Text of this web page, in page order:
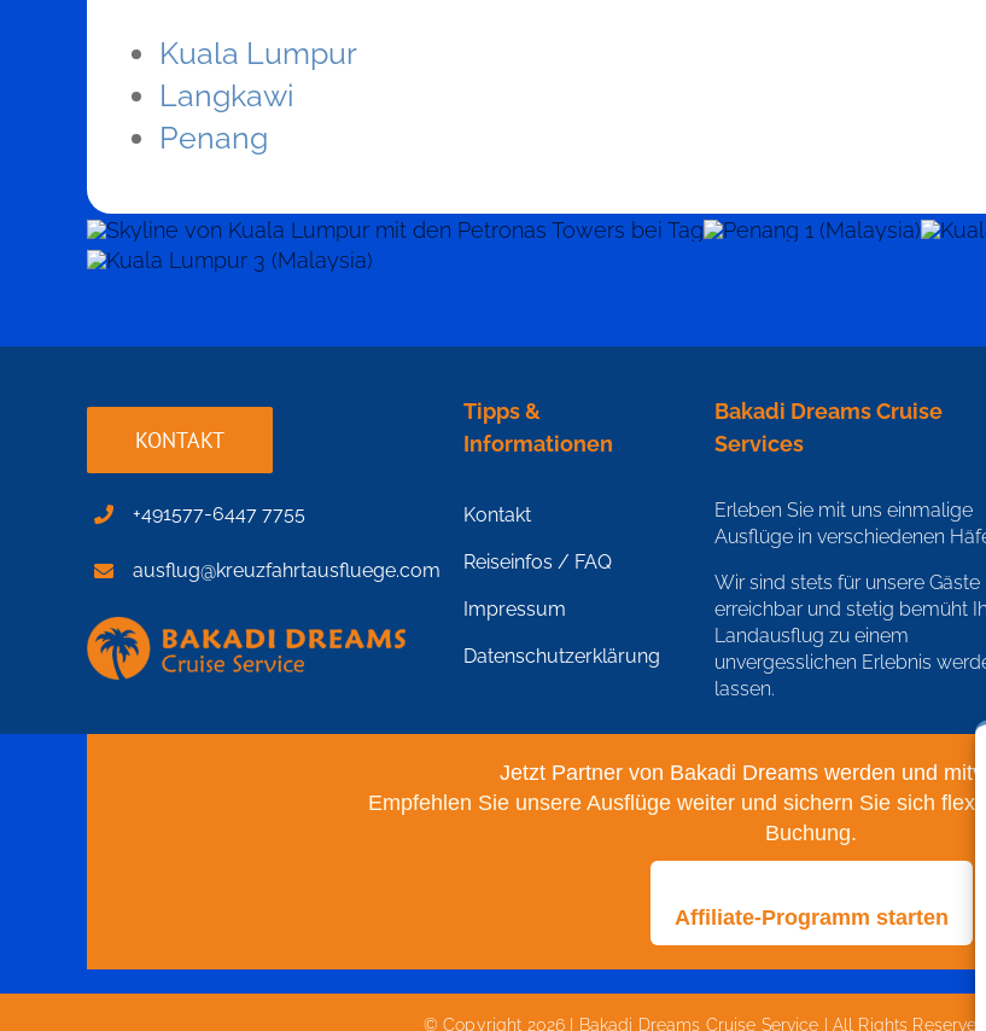
Kuala Lumpur
Langkawi
Penang
KONTAKT
+491577-6447 7755
ausflug@kreuzfahrtausfluege.com
Tipps &
Informationen
Kontakt
Reiseinfos / FAQ
Impressum
Datenschutzerklärung
Bakadi Dreams Cruise
Services
Erleben Sie mit uns einmalige
Ausflüge in verschiedenen
Wir sind stets für unsere Gäste
erreichbar und stetig bemüht
Landausflug zu einem
unvergesslichen Erlebnis
lassen.
Jetzt Partner von Bakadi Dreams werden und
Empfehlen Sie unsere Ausflüge weiter und sichern Sie sich
Buchung.
Affiliate-Programm starten
© Copyright 2026 | Bakadi Dreams Cruise Service | All Rights